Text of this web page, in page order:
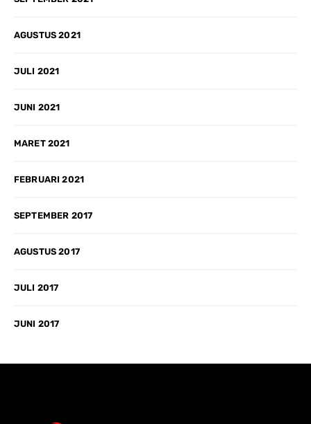
AGUSTUS 2021
JULI 2021
JUNI 2021
MARET 2021
FEBRUARI 2021
SEPTEMBER 2017
AGUSTUS 2017
JULI 2017
JUNI 2017